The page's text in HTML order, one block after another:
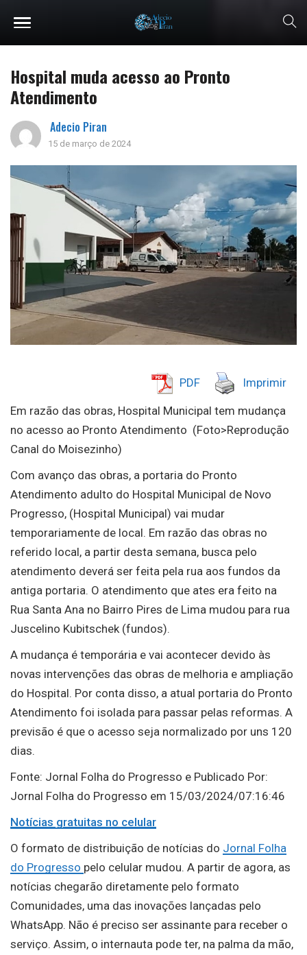
Hospital muda acesso ao Pronto
Atendimento
Adecio Piran
15 de março de 2024
PDF Imprimir
Em razão das obras, Hospital Municipal tem mudança
no acesso ao Pronto Atendimento (Foto>Reprodução
Canal do Moisezinho)
Com avanço das obras, a portaria do Pronto
Atendimento adulto do Hospital Municipal de Novo
Progresso, (Hospital Municipal) vai mudar
temporariamente de local. Em razão das obras no
referido local, a partir desta semana, busca pelo
atendimento deverá ser feita pela rua aos fundos da
antiga portaria. O atendimento que ates era feito na
Rua Santa Ana no Bairro Pires de Lima mudou para rua
Juscelino Kubitschek (fundos).
A mudança é temporária e vai acontecer devido às
novas intervenções das obras de melhoria e ampliação
do Hospital. Por conta disso, a atual portaria do Pronto
Atendimento foi isolada para passar pelas reformas. A
previsão é que o acesso seja normalizado por uns 120
dias.
Fonte: Jornal Folha do Progresso e Publicado Por:
Jornal Folha do Progresso em 15/03/2024/07:16:46
Notícias gratuitas no celular
O formato de distribuição de notícias do Jornal Folha
do Progresso pelo celular mudou. A partir de agora, as
notícias chegarão diretamente pelo formato
Comunidades, uma das inovações lançadas pelo
WhatsApp. Não é preciso ser assinante para receber o
serviço. Assim, o internauta pode ter, na palma da mão,